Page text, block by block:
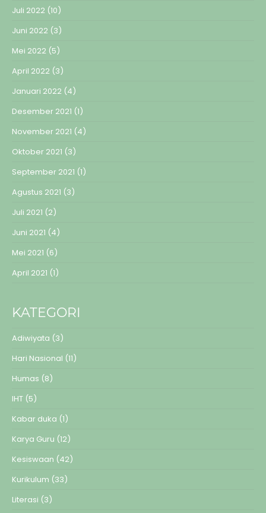
Juli 2022 (10)
Juni 2022 (3)
Mei 2022 (5)
April 2022 (3)
Januari 2022 (4)
Desember 2021 (1)
November 2021 (4)
Oktober 2021 (3)
September 2021 (1)
Agustus 2021 (3)
Juli 2021 (2)
Juni 2021 (4)
Mei 2021 (6)
April 2021 (1)
KATEGORI
Adiwiyata (3)
Hari Nasional (11)
Humas (8)
IHT (5)
Kabar duka (1)
Karya Guru (12)
Kesiswaan (42)
Kurikulum (33)
Literasi (3)